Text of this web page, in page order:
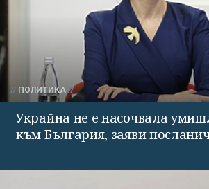
ПОЛИТИКА
Украйна не е насочвала
към България, заяви